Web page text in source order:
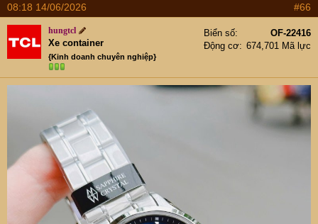
08:18 14/06/2026 #66
hungtcl
Xe container
{Kinh doanh chuyên nghiệp}
Biển số
OF-22416
Động cơ
674,701 Mã lực